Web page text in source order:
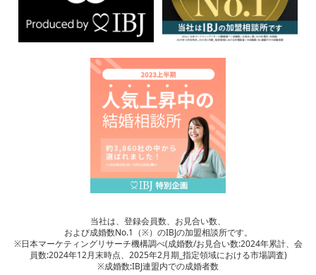
当社は、登録会員数、お見合い数、
および成婚数No.1（※）のIBJの加盟相談所です。
※日本マーケティングリサーチ機構調べ(成婚数/お見合い数:2024年累計、会
員数:2024年12月末時点、2025年2月期_指定領域における市場調査)
※成婚数:IBJ連盟内での成婚者数